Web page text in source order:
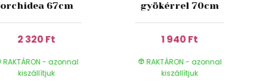
orchidea 67cm
2 320 Ft
RAKTÁRON - azonnal
kiszállítjuk
gyökérrel 70cm
1 940 Ft
RAKTÁRON - azonnal
kiszállítjuk